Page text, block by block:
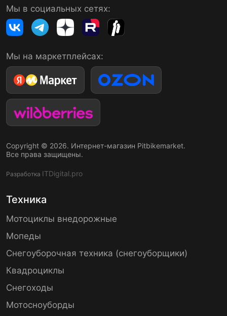
Мы в социальных сетях:
Мы на маркетплейсах:
Copyright © 2026. Интернет-магазин Pitbikemarket.
Все права защищены.
Разработка ITDigital.pro
Техника
Мотоциклы внедорожные
Мопеды
Снегоуборочная техника (снегоуборщики)
Квадроциклы
Снегоходы
Мотосноуборды